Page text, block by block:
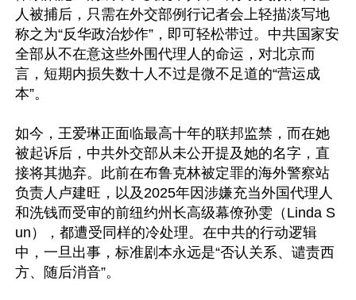
人被捕后，只需在外交部例行记者会上轻描淡写地
称之为“反华政治炒作”，即可轻松带过。中共国家安
全部从不在意这些外围代理人的命运，对北京而
言，短期内损失数十人不过是微不足道的“营运成
本”。
如今，王爱琳正面临最高十年的联邦监禁，而在她
被起诉后，中共外交部从未公开提及她的名字，直
接将其抛弃。此前在布鲁克林被定罪的海外警察站
负责人卢建旺，以及2025年因涉嫌充当外国代理人
和洗钱而受审的前纽约州长高级幕僚孙雯（Linda S
un），都遭受同样的冷处理。在中共的行动逻辑
中，一旦出事，标准剧本永远是“否认关系、谴责西
方、随后消音”。